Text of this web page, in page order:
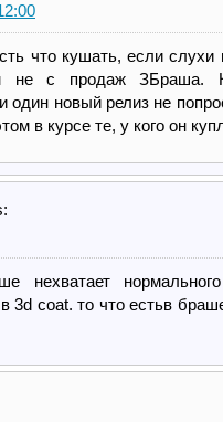
что кушать, если слухи
не с продаж ЗБраша.
один новый релиз не
в курсе те, у кого он
3d coat. то что естьв